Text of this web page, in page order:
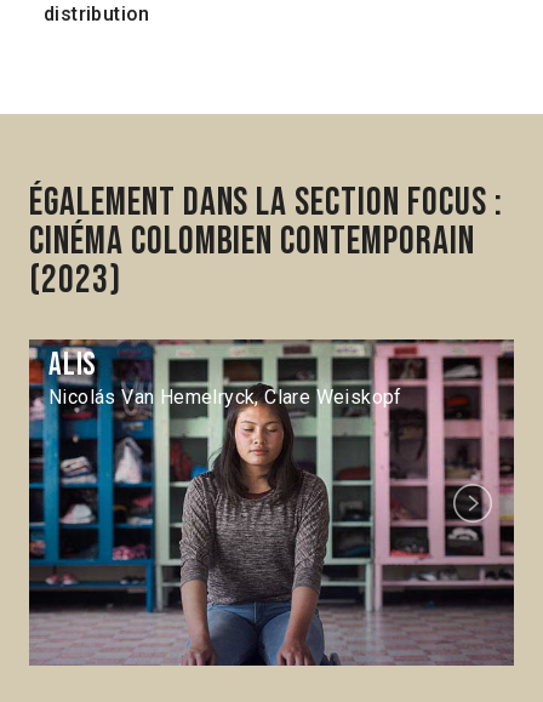
distribution
Également dans la section Focus :
Cinéma colombien contemporain
(2023)
Alis
Nicolás Van Hemelryck, Clare Weiskopf
Next